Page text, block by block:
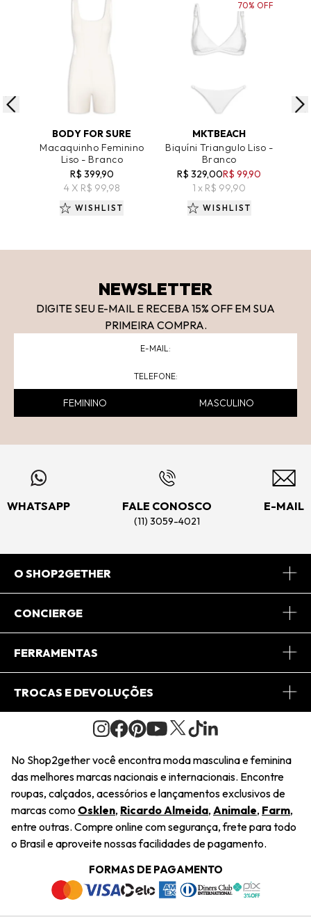
ADICIONAR AO CARRINHO
BODY FOR SURE
Macaquinho Feminino
Liso - Branco
R$ 399,90
4 X R$ 99,98
WISHLIST
ADICIONAR AO CARRINHO
MKTBEACH
Biquíni Triangulo Liso -
Branco
R$ 329,00R$ 99,90
1 x R$ 99,90
70% OFF
WISHLIST
NEWSLETTER
DIGITE SEU E-MAIL E RECEBA 15% OFF EM SUA
PRIMEIRA COMPRA.
FEMININO MASCULINO
WHATSAPP FALE CONOSCO
(11) 3059-4021
E-MAIL
O SHOP2GETHER
Sobre Nós
Journal
Saiu na Mídia
Sustentabilidade
Navegando
Termos e Condições
Trabalhe Conosco
CONCIERGE
Central de Relacionamento
Regulamento e Promoções
FERRAMENTAS
Minha Conta
Pedido de Presente
Wishlist
TROCAS E DEVOLUÇÕES
Condições Gerais
Troca Fácil
Restituição de Pagamento
Dúvidas Frequentes
Termos e Condições
Política de Privacidade
No Shop2gether você encontra moda masculina e feminina
das melhores marcas nacionais e internacionais. Encontre
roupas, calçados, acessórios e lançamentos exclusivos de
marcas como Osklen, Ricardo Almeida, Animale, Farm,
entre outras. Compre online com segurança, frete para todo
o Brasil e aproveite nossas facilidades de pagamento.
FORMAS DE PAGAMENTO